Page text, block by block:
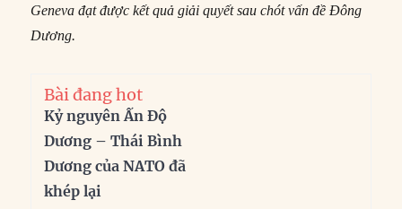
Geneva đạtđược kết quả giải quyết sau chót vấn đềĐông
Dương.
Bài đang hot
Kỷ nguyên Ấn Độ
Dương – Thái Bình
Dương của NATO đã
khép lại